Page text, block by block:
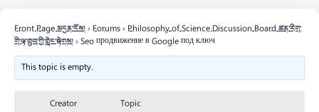
Front Page མདུན་ངོས།› Forums› Philosophy of Science Discussion Board ཚན་རིག་
གི་ལྟ་གྲུབ་ཀྱི་གླེང་སྟེགས།› Seo продвижение в Google под ключ
This topic is empty.
Creator
Topic